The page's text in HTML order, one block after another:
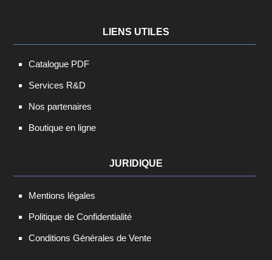
LIENS UTILES
Catalogue PDF
Services R&D
Nos partenaires
Boutique en ligne
JURIDIQUE
Mentions légales
Politique de Confidentialité
Conditions Générales de Vente